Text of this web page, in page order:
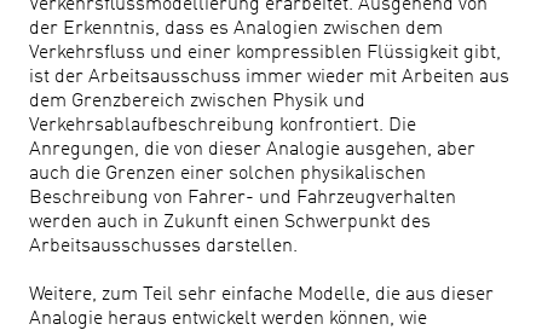
Verkehrsflussmodellierung erarbeitet. Ausgehend von
der Erkenntnis, dass es Analogien zwischen dem
Verkehrsfluss und einer kompressiblen Flüssigkeit gibt,
ist der Arbeitsausschuss immer wieder mit Arbeiten aus
dem Grenzbereich zwischen Physik und
Verkehrsablaufbeschreibung konfrontiert. Die
Anregungen, die von dieser Analogie ausgehen, aber
auch die Grenzen einer solchen physikalischen
Beschreibung von Fahrer- und Fahrzeugverhalten
werden auch in Zukunft einen Schwerpunkt des
Arbeitsausschusses darstellen.
Weitere, zum Teil sehr einfache Modelle, die aus dieser
Analogie heraus entwickelt werden können, wie